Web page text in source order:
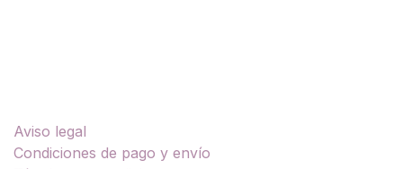
Aviso legal
Condiciones de pago y envío